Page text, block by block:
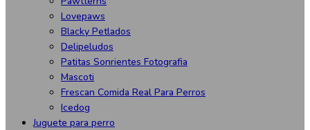
Lovepaws
Blacky Petlados
Delipeludos
Patitas Sonrientes Fotografia
Mascoti
Frescan Comida Real Para Perros
Icedog
Juguete para perro